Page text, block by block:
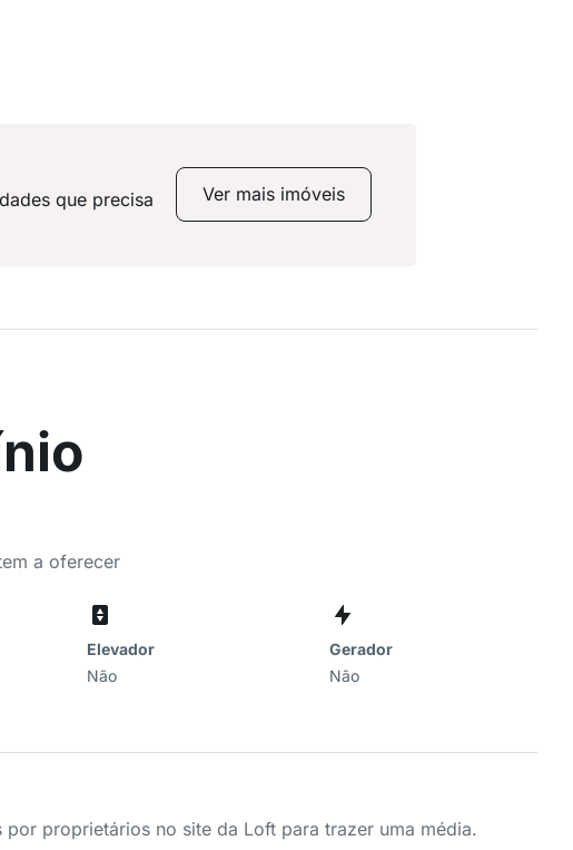
que precisa
Ver mais imóveis
a oferecer
Elevador
Não
Gerador
Não
proprietários no site da Loft para trazer uma média.